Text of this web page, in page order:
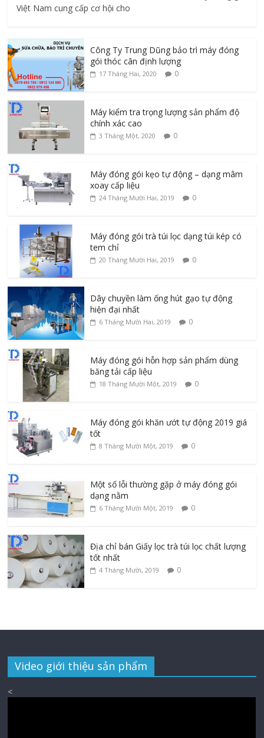
Việt Nam cung cấp cơ hội cho
Công Ty Trung Dũng bảo trì máy đóng
gói thóc cân định lượng
17 Tháng Hai, 2020 0
Máy kiểm tra trọng lượng sản phẩm độ
chính xác cao
3 Tháng Một, 2020 0
Máy đóng gói kẹo tự động – dạng mâm
xoay cấp liệu
24 Tháng Mười Hai, 2019 0
Máy đóng gói trà túi lọc dạng túi kép có
tem chỉ
20 Tháng Mười Hai, 2019 0
Dây chuyền làm ống hút gạo tự động
hiện đại nhất
6 Tháng Mười Hai, 2019 0
Máy đóng gói hỗn hợp sản phẩm dùng
băng tải cấp liệu
18 Tháng Mười Một, 2019 0
Máy đóng gói khăn ướt tự động 2019 giá
tốt
8 Tháng Mười Một, 2019 0
Một số lỗi thường gặp ở máy đóng gói
dạng nằm
6 Tháng Mười Một, 2019 0
Địa chỉ bán Giấy lọc trà túi lọc chất lượng
tốt nhất
4 Tháng Mười, 2019 0
Video giới thiệu sản phẩm
<